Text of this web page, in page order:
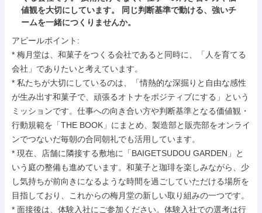
値観を大切にしています。 同じ判断基準で動ける、強いチ
ームを一緒につくりませんか。
アピールポイント:
* 梅月堂は、和菓子をつくる会社であると同時に、「人を育てる
会社」でありたいと考えています。
* 私たちが大切にしているのは、「情熱的な深掘りと自由な感性
が生み出す和菓子で、頑張るオトナをポジティブにする」という
ミッションです。仕事への向き合い方や判断基準となる価値観・
行動規範を「THE BOOK」にまとめ、製造部と販売部をオンライ
ンでつないだ毎朝の合同朝礼でも活用しています。
* 現在、店舗に隣接する敷地に「BAIGETSUDOU GARDEN」と
いう庭の整備も進めています。和菓子と珈琲を楽しみながら、少
し気持ちが前向きになるような時間を過ごしていただける場所を
目指しており、これからの梅月堂の新しい取り組みの一つです。
* 面接後は、体験入社にご参加ください。体験入社での選考は行